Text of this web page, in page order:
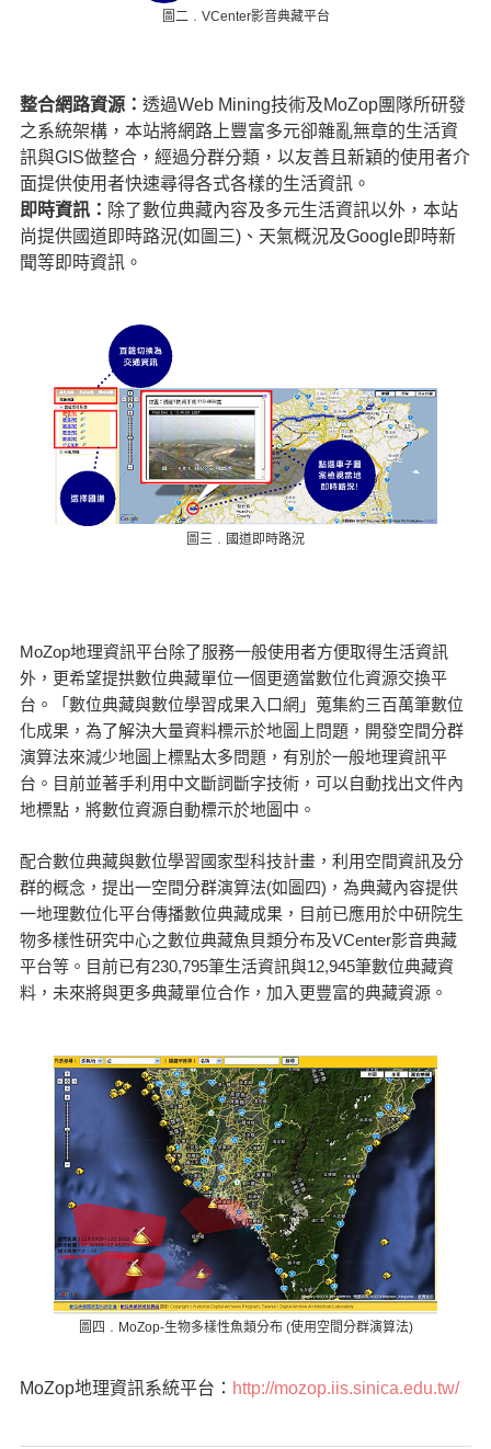
圖二﹒VCenter影音典藏平台
整合網路資源： 透過Web Mining技術及MoZop團隊所研發
之系統架構，本站將網路上豐富多元卻雜亂無章的生活資
訊與GIS做整合，經過分群分類，以友善且新穎的使用者介
面提供使用者快速尋得各式各樣的生活資訊。
即時資訊： 除了數位典藏內容及多元生活資訊以外，本站
尚提供國道即時路況(如圖三)、天氣概況及Google即時新
聞等即時資訊。
圖三﹒國道即時路況
MoZop地理資訊平台除了服務一般使用者方便取得生活資訊
外，更希望提拱數位典藏單位一個更適當數位化資源交換平
台。「數位典藏與數位學習成果入口網」蒐集約三百萬筆數位
化成果，為了解決大量資料標示於地圖上問題，開發空間分群
演算法來減少地圖上標點太多問題，有別於一般地理資訊平
台。目前並著手利用中文斷詞斷字技術，可以自動找出文件內
地標點，將數位資源自動標示於地圖中。
配合數位典藏與數位學習國家型科技計畫，利用空間資訊及分
群的概念，提出一空間分群演算法(如圖四)，為典藏內容提供
一地理數位化平台傳播數位典藏成果，目前已應用於中研院生
物多樣性研究中心之數位典藏魚貝類分布及VCenter影音典藏
平台等。目前已有230,795筆生活資訊與12,945筆數位典藏資
料，未來將與更多典藏單位合作，加入更豐富的典藏資源。
圖四﹒MoZop-生物多樣性魚類分布 (使用空間分群演算法)
MoZop地理資訊系統平台： http://mozop.iis.sinica.edu.tw/